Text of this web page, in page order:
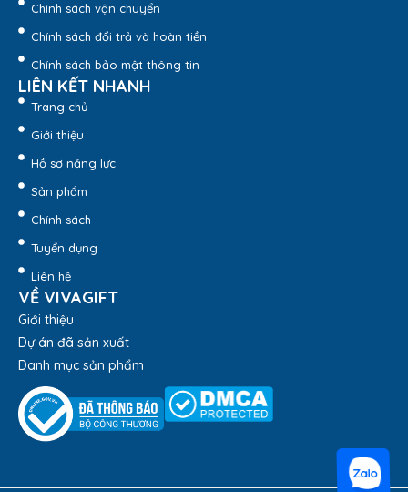
Balo Sinh Viên 4 Ngăn Màu Đen BL139-
Chính sách vận chuyển
Chính sách đổi trả và hoàn tiền
Chính sách bảo mật thông tin
LIÊN KẾT NHANH
Trang chủ
Giới thiệu
Hồ sơ năng lực
Sản phẩm
Chính sách
Tuyển dụng
Liên hệ
VỀ VIVAGIFT
Giới thiệu
Dự án đã sản xuất
Danh mục sản phẩm